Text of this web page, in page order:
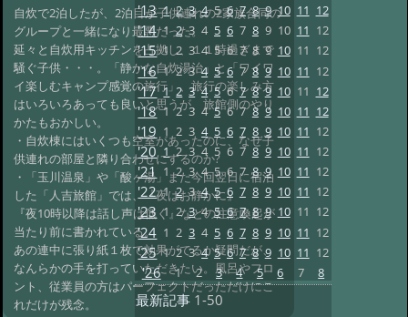
自炊で2泊したが、2泊目が子供連れの2家族合同の
グループと一緒になり最悪だった。
延々と自炊用キッチンを占拠し、１１時過ぎまで
騒ぐ子供・・・。「静かな自炊湯治」と「ワイワ
イ楽しむキャンプ感覚の旅行」、旅行の楽しみ方
はいろいろあっても良いと思うが、旅館側のやり
かたもおかしい。
・自炊棟にはいくつも空室があったのに、なぜ子
供連れの部屋と隣り合わせにするのか?
・「玉川温泉」や「酸ヶ湯」また今回翌日に宿泊
した「人吉旅館」では、『夜はお静かに』
『夜10時以降は話し声は低く』などの注意喚起が
当たり前に書かれている。
あの連中に張り紙１枚で効果がでるか疑問だが、
なんらかの手を打っていただきたい。風呂やフロ
ント、従業員の方はパーフェクトだっただけにこ
れだけが残念。
'13 1 2 3 4 5 6 7 8 9 10 11 12
'14 1 2 3 4 5 6 7 8 9 10 11 12
'15 1 2 3 4 5 6 7 8 9 10 11 12
'16 1 2 3 4 5 6 7 8 9 10 11 12
'17 1 2 3 4 5 6 7 8 9 10 11 12
'18 1 2 3 4 5 6 7 8 9 10 11 12
'19 1 2 3 4 5 6 7 8 9 10 11 12
'20 1 2 3 4 5 6 7 8 9 10 11 12
'21 1 2 3 4 5 6 7 8 9 10 11 12
'22 1 2 3 4 5 6 7 8 9 10 11 12
'23 1 2 3 4 5 6 7 8 9 10 11 12
'24 1 2 3 4 5 6 7 8 9 10 11 12
'25 1 2 3 4 5 6 7 8 9 10 11 12
'26 1 2 3 4 5 6 7 8
最新記事 1-50